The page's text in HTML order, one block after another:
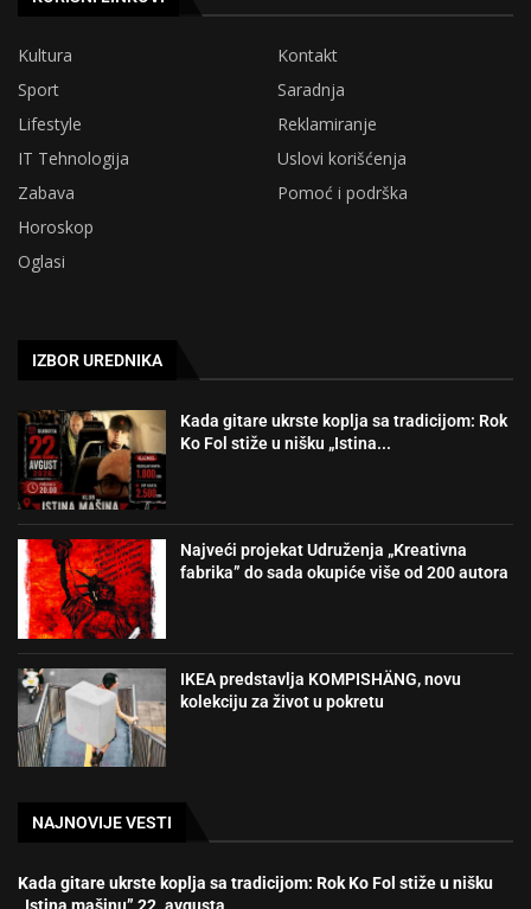
Kultura
Kontakt
Sport
Saradnja
Lifestyle
Reklamiranje
IT Tehnologija
Uslovi korišćenja
Zabava
Pomoć i podrška
Horoskop
Oglasi
IZBOR UREDNIKA
Kada gitare ukrste koplja sa tradicijom: Rok
Ko Fol stiže u nišku „Istina...
Najveći projekat Udruženja „Kreativna
fabrika” do sada okupiće više od 200 autora
IKEA predstavlja KOMPISHÄNG, novu
kolekciju za život u pokretu
NAJNOVIJE VESTI
Kada gitare ukrste koplja sa tradicijom: Rok Ko Fol stiže u nišku